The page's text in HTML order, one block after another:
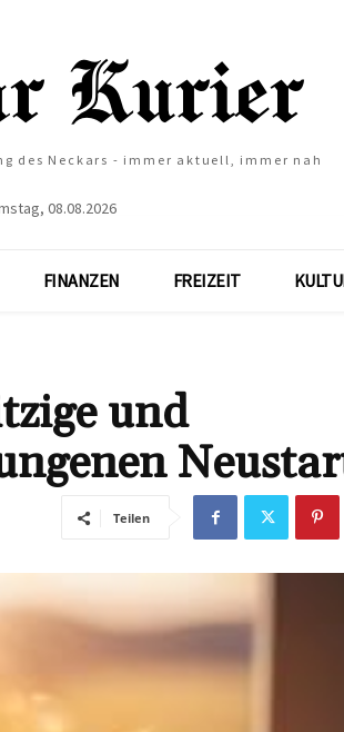
des Neckars - immer aktuell, immer nah
08.08.2026
FINANZEN FREIZEIT
und
Teilen